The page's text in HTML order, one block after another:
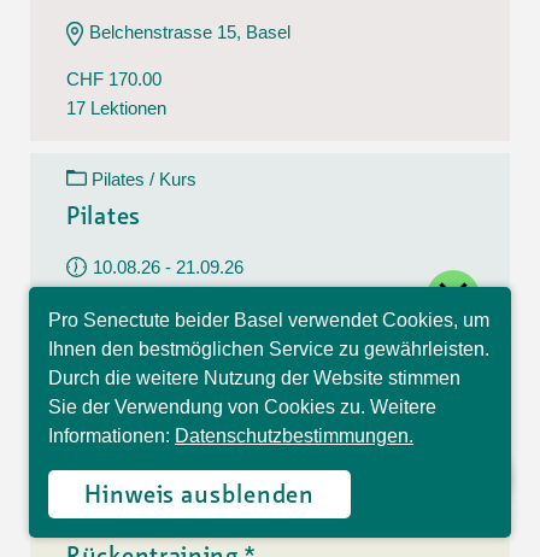
Belchenstrasse 15, Basel
CHF 170.00
17 Lektionen
Pilates / Kurs
Pilates
10.08.26 - 21.09.26
09:30 - 10:30 Uhr
Im Westfeld 6, Basel
CHF 140.00
7 Lektionen
Rückentraining / Kurs
Pro Senectute beider Basel verwendet Cookies, um
Ihnen den bestmöglichen Service zu gewährleisten.
Durch die weitere Nutzung der Website stimmen
Sie der Verwendung von Cookies zu. Weitere
Informationen: Datenschutzbestimmungen.
Hinweis ausblenden
Hallo, ich bin Sophia und
beantworte gerne Ihre
Fragen.
close